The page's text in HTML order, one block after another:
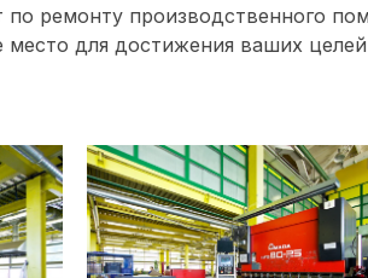
ремонту производственного
место для достижения ваших целей